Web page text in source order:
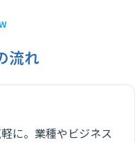
流れ
に。業種やビジネス